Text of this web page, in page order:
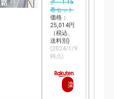
ク 1-15
巻セット
価格：
25,014円
（税込、
送料別)
(2024/1/9
時点)
楽